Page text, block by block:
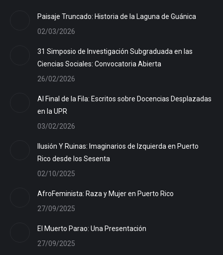
Paisaje Truncado: Historia de la Laguna de Guánica
02/03/2026
31 Simposio de Investigación Subgraduada en las
Ciencias Sociales: Convocatoria Abierta
26/02/2026
Al Final de la Fila: Escritos sobre Docencias Desplazadas
en la UPR
03/02/2026
Ilusión Y Ruinas: Imaginarios de Izquierda en Puerto
Rico desde los Sesenta
02/10/2025
AfroFeminista: Raza y Mujer en Puerto Rico
27/09/2025
El Muerto Parao: Una Presentación
27/09/2025